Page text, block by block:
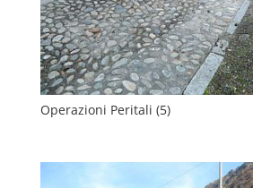
Operazioni Peritali (5)